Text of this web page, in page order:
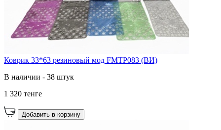
Коврик 33*63 резиновый мод FMTP083 (ВИ)
В наличии - 38 штук
1 320 тенге
Добавить в корзину